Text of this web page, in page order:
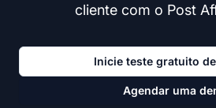
cliente com o Post
Inicie teste gratuito
Agendar uma